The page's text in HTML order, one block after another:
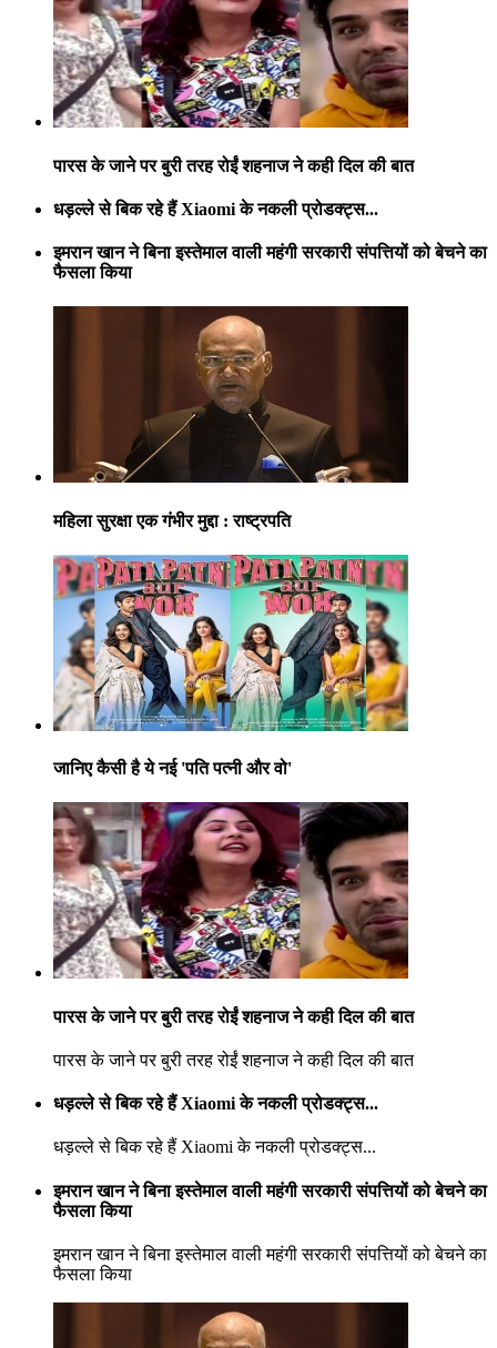
पारस के जाने पर बुरी तरह रोईं शहनाज ने कही दिल की बात
धड़ल्ले से बिक रहे हैं Xiaomi के नकली प्रोडक्ट्स...
इमरान खान ने बिना इस्तेमाल वाली महंगी सरकारी संपत्तियों को बेचने का
फैसला किया
महिला सुरक्षा एक गंभीर मुद्दा : राष्ट्रपति
जानिए कैसी है ये नई 'पति पत्नी और वो'
पारस के जाने पर बुरी तरह रोईं शहनाज ने कही दिल की बात
पारस के जाने पर बुरी तरह रोईं शहनाज ने कही दिल की बात
धड़ल्ले से बिक रहे हैं Xiaomi के नकली प्रोडक्ट्स...
धड़ल्ले से बिक रहे हैं Xiaomi के नकली प्रोडक्ट्स...
इमरान खान ने बिना इस्तेमाल वाली महंगी सरकारी संपत्तियों को बेचने का
फैसला किया
इमरान खान ने बिना इस्तेमाल वाली महंगी सरकारी संपत्तियों को बेचने का
फैसला किया